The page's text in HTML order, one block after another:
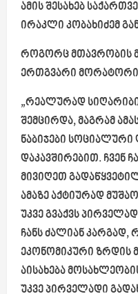
ამის შესახებ
ირაკლი კობახიძემ
როგორც მთავრობის
ერთგვარი
„რეალურად
შემცირდა, მაგრამ
ნაბიჯები სოციალური
დაკავშირებით. ჩვენ
მივიღეთ
ამაზე აქტიურად
უკვე გვაქვს
ჩანს ძალიან კარგად,
ეკონომიკური ზრდის
აისახება
უკვე პირველადი